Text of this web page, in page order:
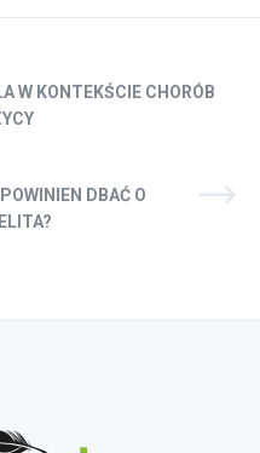
W KONTEKŚCIE CHORÓB
DBAĆ O